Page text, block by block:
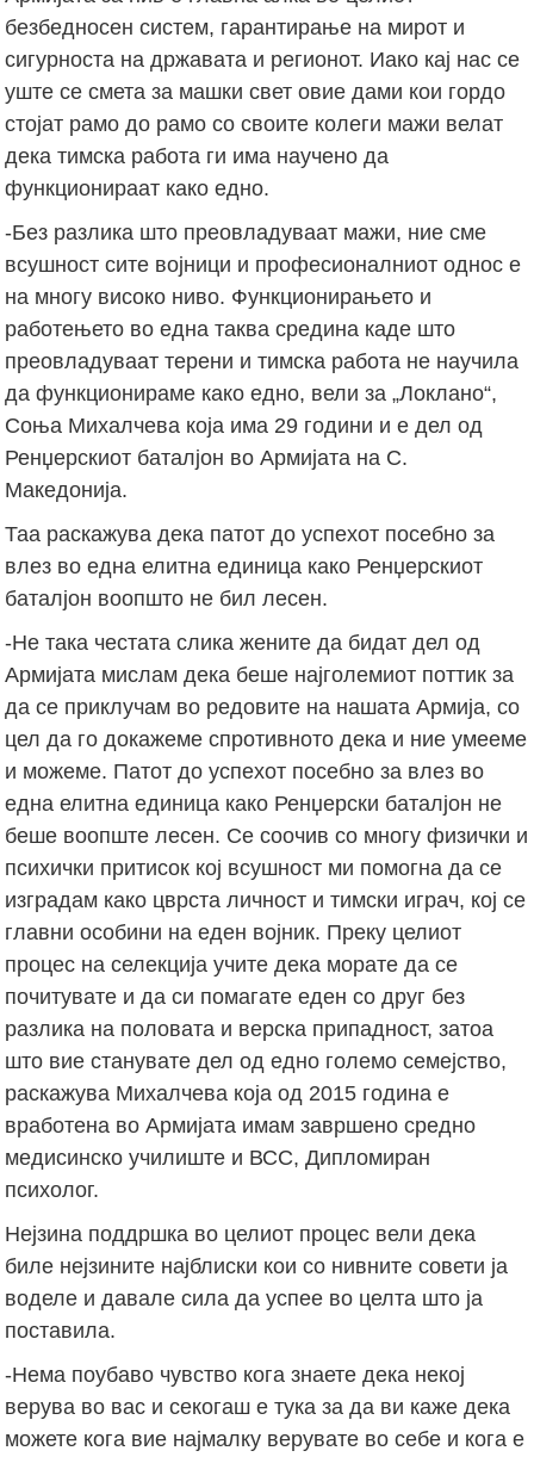
безбедносен систем, гарантирање на мирот и
сигурноста на државата и регионот. Иако кај нас се
уште се смета за машки свет овие дами кои гордо
стојат рамо до рамо со своите колеги мажи велат
дека тимска работа ги има научено да
функционираат како едно.
-Без разлика што преовладуваат мажи, ние сме
всушност сите војници и професионалниот однос е
на многу високо ниво. Функционирањето и
работењето во една таква средина каде што
преовладуваат терени и тимска работа не научила
да функционираме како едно, вели за „Локлано“,
Соња Михалчева која има 29 години и е дел од
Ренџерскиот баталјон во Армијата на С.
Македонија.
Таа раскажува дека патот до успехот посебно за
влез во една елитна единица како Ренџерскиот
баталјон воопшто не бил лесен.
-Не така честата слика жените да бидат дел од
Армијата мислам дека беше најголемиот поттик за
да се приклучам во редовите на нашата Армија, со
цел да го докажеме спротивното дека и ние умееме
и можеме. Патот до успехот посебно за влез во
една елитна единица како Ренџерски баталјон не
беше воопште лесен. Се соочив со многу физички и
психички притисок кој всушност ми помогна да се
изградам како цврста личност и тимски играч, кој се
главни особини на еден војник. Преку целиот
процес на селекција учите дека морате да се
почитувате и да си помагате еден со друг без
разлика на половата и верска припадност, затоа
што вие станувате дел од едно големо семејство,
раскажува Михалчева која од 2015 година е
вработена во Армијата имам завршено средно
медисинско училиште и ВСС, Дипломиран
психолог.
Нејзина поддршка во целиот процес вели дека
биле нејзините најблиски кои со нивните совети ја
воделе и давале сила да успее во целта што ја
поставила.
-Нема поубаво чувство кога знаете дека некој
верува во вас и секогаш е тука за да ви каже дека
можете кога вие најмалку верувате во себе и кога е